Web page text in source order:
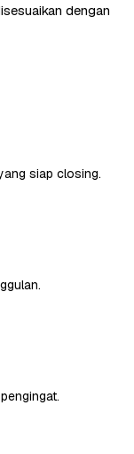
dengan
siap closing.